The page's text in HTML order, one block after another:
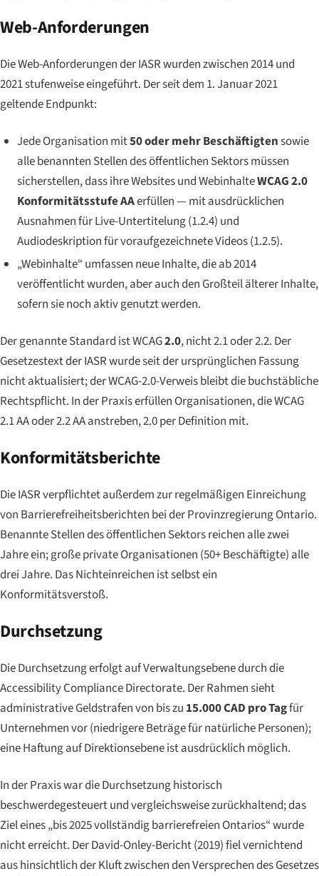
Web-Anforderungen
Die Web-Anforderungen der IASR wurden zwischen 2014 und
2021 stufenweise eingeführt. Der seit dem 1. Januar 2021
geltende Endpunkt:
Jede Organisation mit50 oder mehr Beschäftigtensowie
alle benannten Stellen des öffentlichen Sektors müssen
sicherstellen, dass ihre Websites und WebinhalteWCAG 2.0
Konformitätsstufe AAerfüllen — mit ausdrücklichen
Ausnahmen für Live-Untertitelung (1.2.4) und
Audiodeskription für voraufgezeichnete Videos (1.2.5).
„Webinhalte“ umfassen neue Inhalte, die ab 2014
veröffentlicht wurden, aber auch den Großteil älterer Inhalte,
sofern sie noch aktiv genutzt werden.
Der genannte Standard ist WCAG2.0, nicht 2.1 oder 2.2. Der
Gesetzestext der IASR wurde seit der ursprünglichen Fassung
nicht aktualisiert; der WCAG-2.0-Verweis bleibt die buchstäbliche
Rechtspflicht. In der Praxis erfüllen Organisationen, die WCAG
2.1 AA oder 2.2 AA anstreben, 2.0 per Definition mit.
Konformitätsberichte
Die IASR verpflichtet außerdem zur regelmäßigen Einreichung
von Barrierefreiheitsberichten bei der Provinzregierung Ontario.
Benannte Stellen des öffentlichen Sektors reichen alle zwei
Jahre ein; große private Organisationen (50+ Beschäftigte) alle
drei Jahre. Das Nichteinreichen ist selbst ein
Konformitätsverstoß.
Durchsetzung
Die Durchsetzung erfolgt auf Verwaltungsebene durch die
Accessibility Compliance Directorate. Der Rahmen sieht
administrative Geldstrafen von bis zu 15.000 CAD pro Tagfür
Unternehmen vor (niedrigere Beträge für natürliche Personen);
eine Haftung auf Direktionsebene ist ausdrücklich möglich.
In der Praxis war die Durchsetzung historisch
beschwerdegesteuert und vergleichsweise zurückhaltend; das
Ziel eines „bis 2025 vollständig barrierefreien Ontarios“ wurde
nicht erreicht. Der David-Onley-Bericht (2019) fiel vernichtend
aus hinsichtlich der Kluft zwischen den Versprechen des Gesetzes